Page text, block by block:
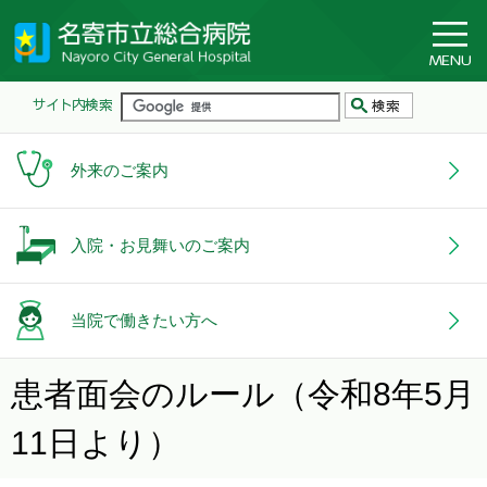
外来のご案内
入院・お見舞いのご案内
当院で働きたい方へ
患者面会のルール（令和8年5月
11日より）